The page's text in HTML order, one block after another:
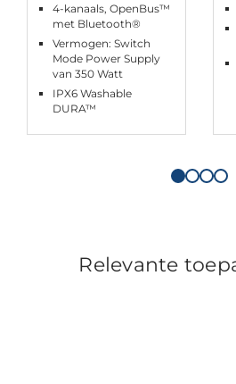
4-kanaals, OpenBus™
met Bluetooth®
Vermogen: Switch
Mode Power Supply
van 350 Watt
IPX6 Washable
DURA™
Relevante